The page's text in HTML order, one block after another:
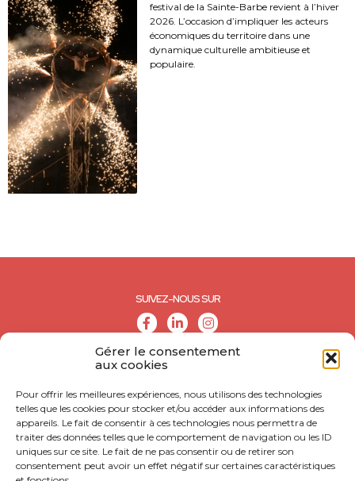
Gérer le consentement
aux cookies
Pour offrir les meilleures expériences, nous utilisons des technologies
telles que les cookies pour stocker et/ou accéder aux informations des
appareils. Le fait de consentir à ces technologies nous permettra de
traiter des données telles que le comportement de navigation ou les ID
uniques sur ce site. Le fait de ne pas consentir ou de retirer son
consentement peut avoir un effet négatif sur certaines caractéristiques
festival de la Sainte-Barbe revient à l’hiver
2026. L’occasion d’impliquer les acteurs
économiques du territoire dans une
dynamique culturelle ambitieuse et
populaire.
SUIVEZ-NOUS SUR